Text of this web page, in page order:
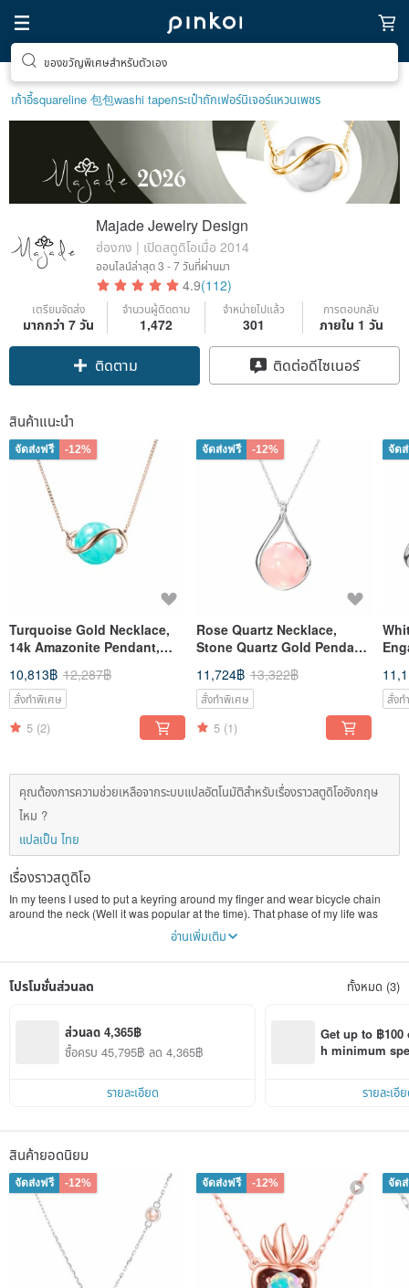
ของขวัญพิเศษสำหรับตัวเอง
เก้าอี้squareline 包包washi tapeกระเป๋าถักเฟอร์นิเจอร์แหวนเพชร
Majade Jewelry Design
ฮ่องกง | เปิดสตูดิโอเมื่อ 2014
ออนไลน์ล่าสุด3 - 7 วันที่ผ่านมา
4.9(112)
เตรียมจัดส่ง
มากกว่า 7 วัน
จำนวนผู้ติดตาม
1,472
จำหน่ายไปแล้ว
301
การตอบกลับ
ภายใน 1 วัน
ติดตาม ติดต่อดีไซเนอร์
สินค้าแนะนำ
จัดส่งฟรี -12%
Turquoise Gold Necklace,
14k Amazonite Pendant,
Light Blue Green Stone
Necklace
10,813฿ 12,287฿
สั่งทำพิเศษ
5 (2)
จัดส่งฟรี -12%
Rose Quartz Necklace,
Stone Quartz Gold Pendant,
14k Heart Chakra Pink
Gemstone
11,724฿ 13,322฿
สั่งทำพิเศษ
5 (1)
จัด
สั่งท
คุณต้องการความช่วยเหลือจากระบบแปลอัตโนมัติสำหรับเรื่องราวสตูดิโออังกฤษ
ไหม ?
แปลเป็น ไทย
เรื่องราวสตูดิโอ
In my teens I used to put a keyring around my finger and wear bicycle chain
around the neck (Well it was popular at the time). That phase of my life was
short-lived, but the love of body ornament lived on. I decided to study the art of
jewelry making for my post-secondary. The story's flat and I pursuit the my
In the next decade I collaborate with many different people, designing wide
don't get to travel a lot, it was exciting at the time.
Gradually I realize I am living in someone's dream and not of my own. Times I
voice of my own. At an era where most commercial activities are globalized
to a diversity of genres, also astonished by the high level of craftsmanship. So
here I am, with a good friend opening a shop! From sketch to assembly all
done in our own studio. Jewelry are made with both traditional and new
technique: for gold we mostly use lost-wax casting; and for stones we aim to
invent our own setting technique. We use non orthodox setting methods to give
our work a new look.
Jewelry is a form of expression. Life, we believe is all about freedom and
independence. We want to live a dream of our own. After all, to live a life takes
more than food and shelter!
อ่านเพิ่มเติม
โปรโมชั่นส่วนลด ทั้งหมด (3)
ส่วนลด 4,365฿
ซื้อครบ 45,795฿ ลด 4,365฿
รายละเอียด
Get up to ฿
h minimum
รายละเอี
สินค้ายอดนิยม
จัดส่งฟรี -12% จัดส่งฟรี -12% จัด